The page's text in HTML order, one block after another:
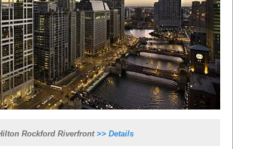
Rockford Riverfront >> Details